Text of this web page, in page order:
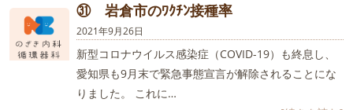
㉛ 岩倉市のﾜｸﾁﾝ接種率
2021年9月26日
新型コロナウイルス感染症（COVID-19）も終息し、
愛知県も9月末で緊急事態宣言が解除されることにな
りました。 これに…